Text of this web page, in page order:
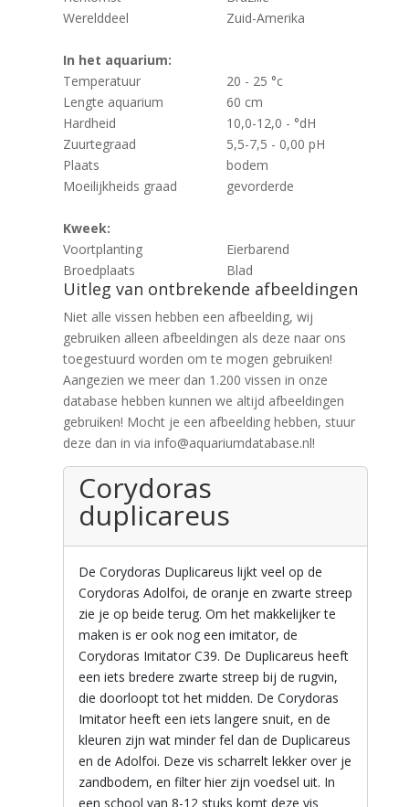
Werelddeel
Zuid-Amerika
In het aquarium:
Temperatuur
20 - 25 °c
Lengte aquarium
60 cm
Hardheid
10,0-12,0 - °dH
Zuurtegraad
5,5-7,5 - 0,00 pH
Plaats
bodem
Moeilijkheids graad
gevorderde
Kweek:
Voortplanting
Eierbarend
Broedplaats
Blad
Uitleg van ontbrekende afbeeldingen
Niet alle vissen hebben een afbeelding, wij
gebruiken alleen afbeeldingen als deze naar ons
toegestuurd worden om te mogen gebruiken!
Aangezien we meer dan 1.200 vissen in onze
database hebben kunnen we altijd afbeeldingen
gebruiken! Mocht je een afbeelding hebben, stuur
deze dan in via info@aquariumdatabase.nl!
Corydoras
duplicareus
De Corydoras Duplicareus lijkt veel op de
Corydoras Adolfoi, de oranje en zwarte streep
zie je op beide terug. Om het makkelijker te
maken is er ook nog een imitator, de
Corydoras Imitator C39. De Duplicareus heeft
een iets bredere zwarte streep bij de rugvin,
die doorloopt tot het midden. De Corydoras
Imitator heeft een iets langere snuit, en de
kleuren zijn wat minder fel dan de Duplicareus
en de Adolfoi. Deze vis scharrelt lekker over je
zandbodem, en filter hier zijn voedsel uit. In
een school van 8-12 stuks komt deze vis